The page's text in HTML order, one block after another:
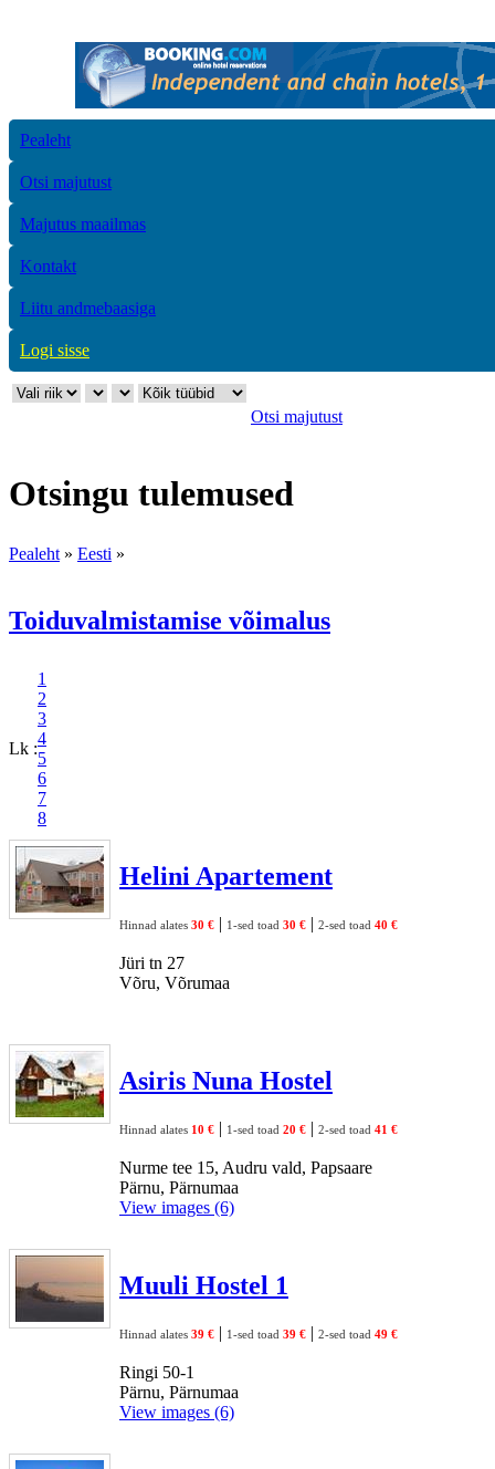
Pealeht
Otsi majutust
Majutus maailmas
Kontakt
Liitu andmebaasiga
Logi sisse
Otsi majutust
Otsingu tulemused
Pealeht » Eesti »
Toiduvalmistamise võimalus
Lk :
1
2
3
4
5
6
7
8
Helini Apartement
Hinnad alates 30 € | 1-sed toad 30 € | 2-sed toad 40 €
Jüri tn 27
Võru, Võrumaa
Asiris Nuna Hostel
Hinnad alates 10 € | 1-sed toad 20 € | 2-sed toad 41 €
Nurme tee 15, Audru vald, Papsaare
Pärnu, Pärnumaa
View images (6)
Muuli Hostel 1
Hinnad alates 39 € | 1-sed toad 39 € | 2-sed toad 49 €
Ringi 50-1
Pärnu, Pärnumaa
View images (6)